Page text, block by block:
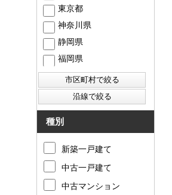
東村山市
練馬区 東京都
神奈川県
静岡県
福岡県
種別
新築一戸建て
中古一戸建て
中古マンション